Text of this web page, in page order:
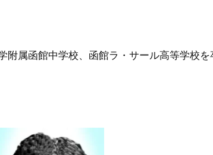
附属函館中学校、函館ラ・サール高等学校を